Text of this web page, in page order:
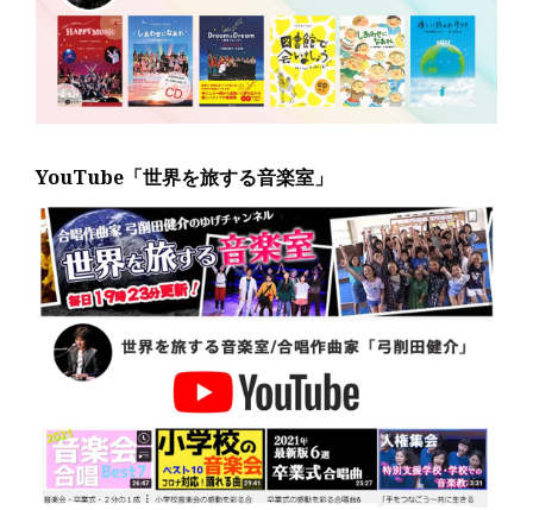
YouTube「世界を旅する音楽室」